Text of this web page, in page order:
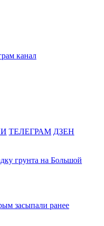
канал
ТЕЛЕГРАМ ДЗЕН
грунта на Большой
засыпали ранее